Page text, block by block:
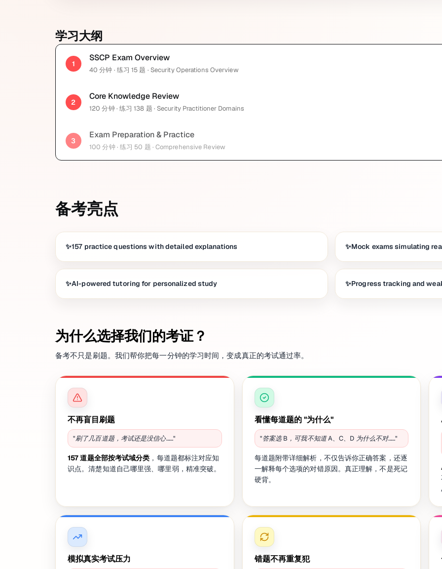
学习大纲
1
SSCP Exam Overview
40 分钟 · 练习 15 题 · Security Operations Overview
2
Core Knowledge Review
120 分钟· 练习 138 题 · Security Practitioner Domains
3
Exam Preparation & Practice
100 分钟 · 练习 50 题 · Comprehensive Review
备考亮点
157 practice questions with detailed explanations Mock exams simulating
AI-powered tutoring for personalized study Progress tracking and
为什么选择我们的考证？
备考不只是刷题。我们帮你把每一分钟的学习时间，变成真正的考试通过率。
不再盲目刷题
"刷了几百道题，考试还是没信心……"
157 道题全部按考试域分类 ，每道题都标注对应知
识点。清楚知道自己哪里强、哪里弱，精准突破。
看懂每道题的 "为什么"
"答案选 B，可我不知道 A、C、D 为什么不对……"
每道题附带详细解析，不仅告诉你正确答案，还逐
一解释每个选项的对错原因。真正理解，不是死记
硬背。
模拟真实考试压力 错题不再重复犯